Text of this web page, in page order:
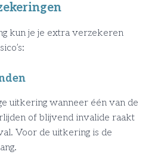
kun je je extra verzekeren
uitkering wanneer één van de
of blijvend invalide raakt
Voor de uitkering is de